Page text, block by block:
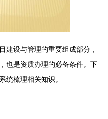
建设与管理的重要组成部分，
也是资质办理的必备条件。下
统梳理相关知识。